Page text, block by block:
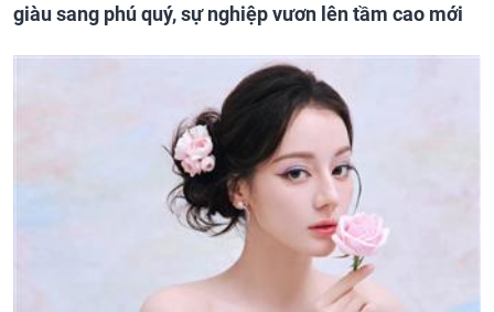
giàu sang phú quý, sự nghiệp vươn lên tầm cao mới